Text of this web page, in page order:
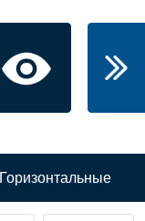
Горизонтальные